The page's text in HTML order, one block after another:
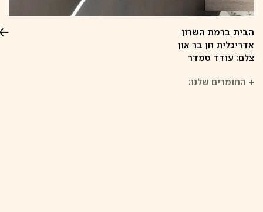
הבית ברמת השרון
אדריכלית חן בר און
צלם: עודד סמדר
+ החומרים שלנו: